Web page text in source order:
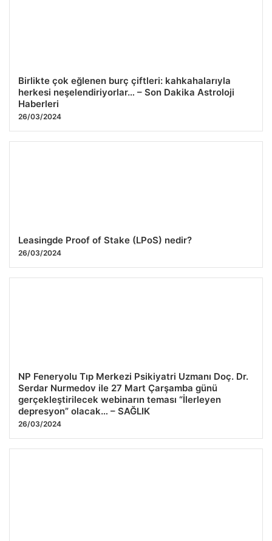
Birlikte çok eğlenen burç çiftleri: kahkahalarıyla
herkesi neşelendiriyorlar… – Son Dakika Astroloji
Haberleri
26/03/2024
Leasingde Proof of Stake (LPoS) nedir?
26/03/2024
NP Feneryolu Tıp Merkezi Psikiyatri Uzmanı Doç. Dr.
Serdar Nurmedov ile 27 Mart Çarşamba günü
gerçekleştirilecek webinarın teması “İlerleyen
depresyon” olacak… – SAĞLIK
26/03/2024